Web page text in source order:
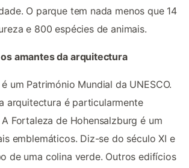
O parque tem nada menos que 14
e 800 espécies de animais.
amantes da arquitectura
um Património Mundial da UNESCO.
arquitectura é particularmente
Fortaleza de Hohensalzburg é um
emblemáticos. Diz-se do século XI e
de uma colina verde. Outros edifícios